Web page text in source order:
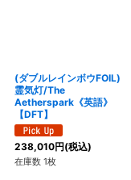
(ダブルレインボウFOIL)
霊気灯/The
Aetherspark《英語》
【DFT】
238,010円(税込)
在庫数 1枚